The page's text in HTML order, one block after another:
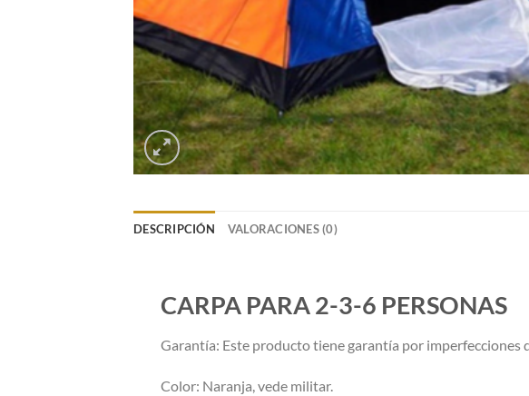
DESCRIPCIÓN VALORACIONES (0)
CARPA PARA 2-3-6 PERSONAS
Garantía: Este producto tiene garantía por imperfecciones
Color: Naranja, vede militar.